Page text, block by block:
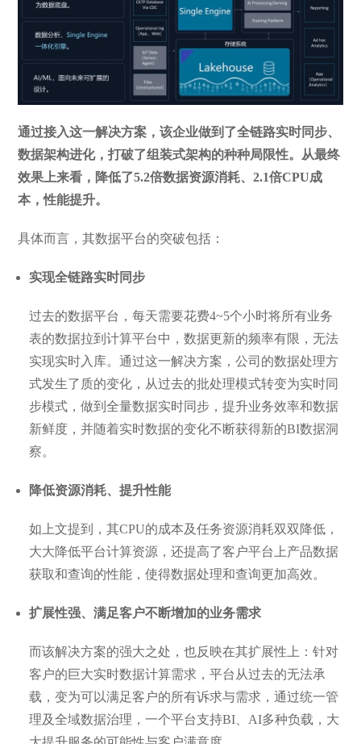
通过接入这一解决方案，该企业做到了全链路实时同步、
数据架构进化，打破了组装式架构的种种局限性。从最终
效果上来看，降低了5.2倍数据资源消耗、2.1倍CPU成
本，性能提升。
具体而言，其数据平台的突破包括：
实现全链路实时同步
过去的数据平台，每天需要花费4~5个小时将所有业务
表的数据拉到计算平台中，数据更新的频率有限，无法
实现实时入库。通过这一解决方案，公司的数据处理方
式发生了质的变化，从过去的批处理模式转变为实时同
步模式，做到全量数据实时同步，提升业务效率和数据
新鲜度，并随着实时数据的变化不断获得新的BI数据洞
察。
降低资源消耗、提升性能
如上文提到，其CPU的成本及任务资源消耗双双降低，
大大降低平台计算资源，还提高了客户平台上产品数据
获取和查询的性能，使得数据处理和查询更加高效。
扩展性强、满足客户不断增加的业务需求
而该解决方案的强大之处，也反映在其扩展性上：针对
客户的巨大实时数据计算需求，平台从过去的无法承
载，变为可以满足客户的所有诉求与需求，通过统一管
理及全域数据治理，一个平台支持BI、AI多种负载，大